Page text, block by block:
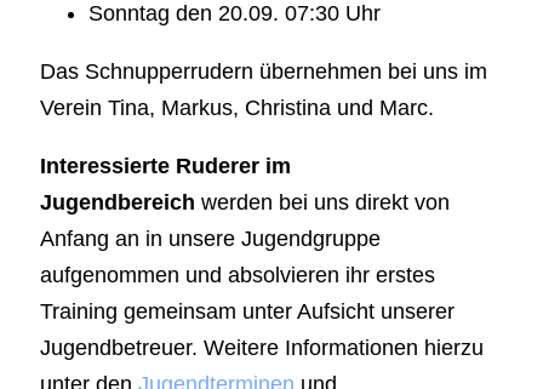
Sonntag den 20.09. 07:30 Uhr
Das Schnupperrudern übernehmen bei uns im
Verein Tina, Markus, Christina und Marc.
Interessierte Ruderer im
Jugendbereich werden bei uns direkt von
Anfang an in unsere Jugendgruppe
aufgenommen und absolvieren ihr erstes
Training gemeinsam unter Aufsicht unserer
Jugendbetreuer. Weitere Informationen hierzu
unter den Jugendterminen und